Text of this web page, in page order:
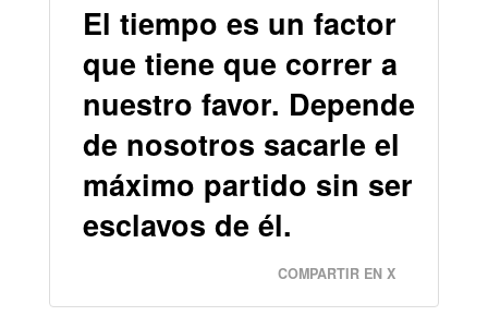
El tiempo es un factor
que tiene que correr a
nuestro favor. Depende
de nosotros sacarle el
máximo partido sin ser
esclavos de él.
COMPARTIR EN X